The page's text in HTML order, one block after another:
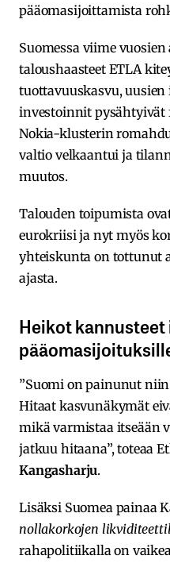
pääomasijoittamista
Suomessa viime
taloushaasteet ETLA
tuottavuuskasvu,
investoinnit pysähtyivät
Nokia-klusterin
valtio velkaantui ja
muutos.
Talouden toipumista
eurokriisi ja nyt myös
yhteiskunta on tottunut
ajasta.
Heikot
”Suomi on painunut
Hitaat kasvunäkymät
mikä varmistaa itseään
jatkuu hitaana”, toteaa
Kangasharju.
Lisäksi Suomea painaa
nollakorkojen
rahapolitiikalla on